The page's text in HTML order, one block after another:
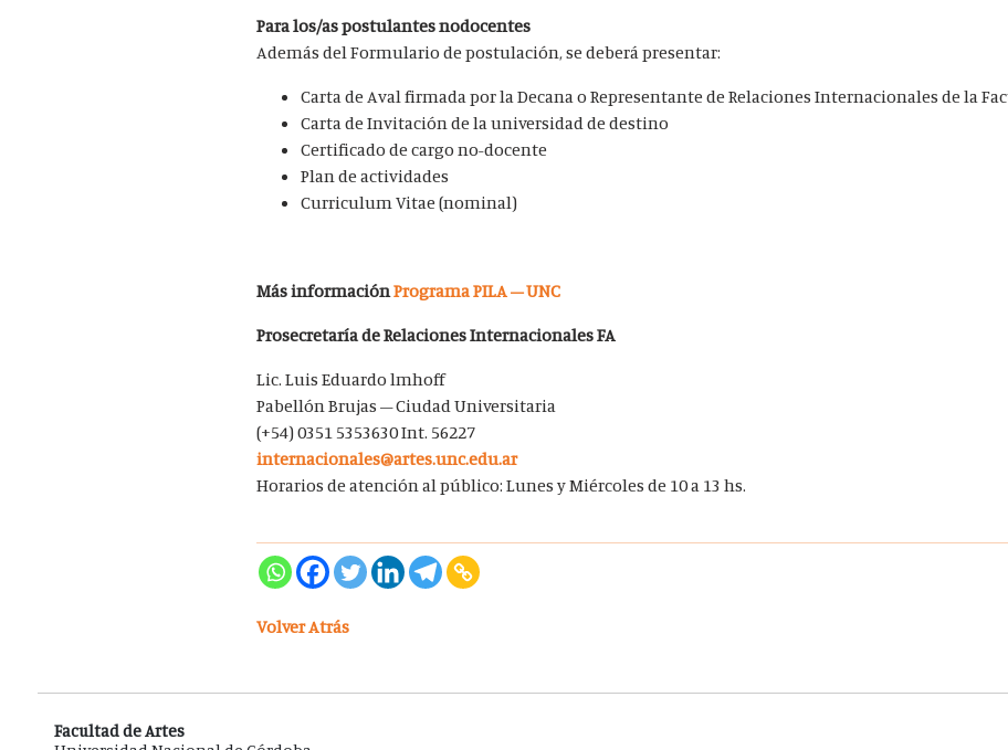
Para los/as postulantes nodocentes
Además del Formulario de postulación, se deberá presentar:​
Carta de Aval firmada por la Decana o Representante de Relaciones Internacionales de la
Carta de Invitación de la universidad de destino
Certificado de cargo no-docente
Plan de actividades
Curriculum Vitae (nominal)
Más informaciónPrograma PILA – UNC
Prosecretaría de Relaciones Internacionales FA
Lic. Luis Eduardo lmhoff
Pabellón Brujas – Ciudad Universitaria
(+54) 0351 5353630 Int. 56227
internacionales@artes.unc.edu.ar
Horarios de atención al público: Lunes y Miércoles de 10 a 13 hs.
Volver Atrás
Facultad de Artes